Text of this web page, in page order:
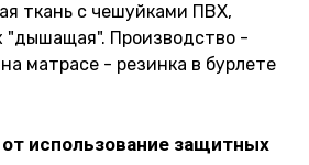
ткань с чешуйками ПВХ,
"дышащая". Производство -
матрасе - резинка в бурлете
использование защитных